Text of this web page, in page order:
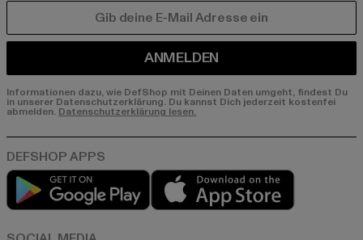
ANMELDEN
Informationen dazu, wie DefShop mit Deinen Daten umgeht, findest Du
in unserer Datenschutzerklärung. Du kannst Dich jederzeit kostenfei
abmelden. Datenschutzerklärung lesen.
Play market